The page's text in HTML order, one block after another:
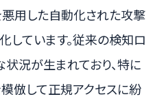
悪用した自動化された攻撃
しています。従来の検知ロ
況が生まれており、特に
倣して正規アクセスに紛